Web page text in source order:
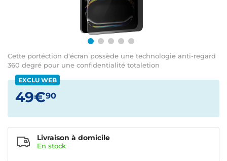
Cette portéction d'écran possède une technologie anti-regard
360 degré pour une confidentialité totaletion
EXCLU WEB
49€90
Livraison à domicile
En stock